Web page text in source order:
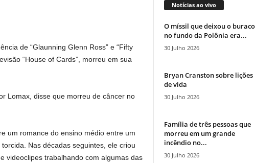
de “Glaunning Glenn Ross” e “Fifty
“House of Cards”, morreu em sua
Lomax, disse que morreu de câncer no
um romance do ensino médio entre um
Nas décadas seguintes, ele criou
videoclipes trabalhando com algumas das
Notícias ao vivo
O míssil que deixou o buraco
no fundo da Polônia era...
30 Julho 2026
Bryan Cranston sobre lições
de vida
30 Julho 2026
Família de três pessoas que
morreu em um grande
incêndio no...
30 Julho 2026